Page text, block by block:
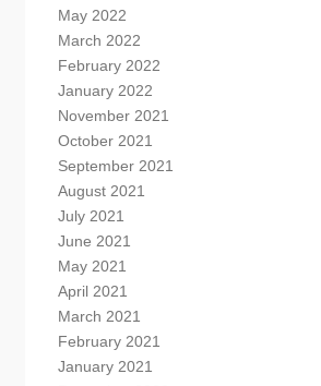
May 2022
March 2022
February 2022
January 2022
November 2021
October 2021
September 2021
August 2021
July 2021
June 2021
May 2021
April 2021
March 2021
February 2021
January 2021